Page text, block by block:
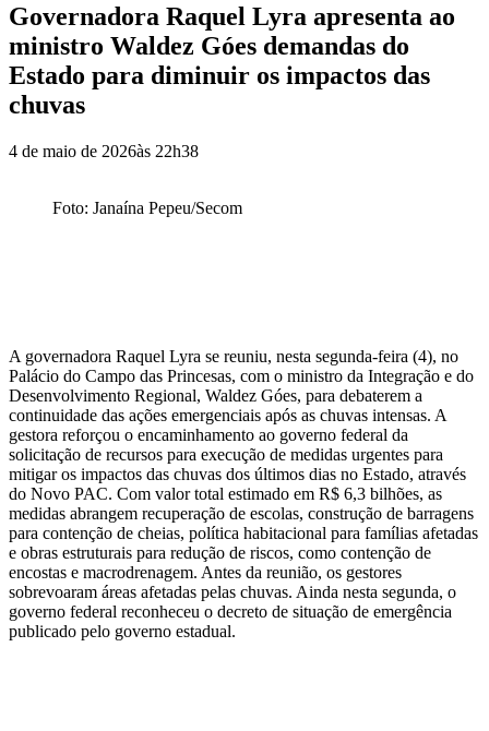
Governadora Raquel Lyra apresenta ao
ministro Waldez Góes demandas do
Estado para diminuir os impactos das
chuvas
4 de maio de 2026às 22h38
Foto: Janaína Pepeu/Secom
A governadora Raquel Lyra se reuniu, nesta segunda-feira (4), no
Palácio do Campo das Princesas, com o ministro da Integração e do
Desenvolvimento Regional, Waldez Góes, para debaterem a
continuidade das ações emergenciais após as chuvas intensas. A
gestora reforçou o encaminhamento ao governo federal da
solicitação de recursos para execução de medidas urgentes para
mitigar os impactos das chuvas dos últimos dias no Estado, através
do Novo PAC. Com valor total estimado em R$ 6,3 bilhões, as
medidas abrangem recuperação de escolas, construção de barragens
para contenção de cheias, política habitacional para famílias afetadas
e obras estruturais para redução de riscos, como contenção de
encostas e macrodrenagem. Antes da reunião, os gestores
sobrevoaram áreas afetadas pelas chuvas. Ainda nesta segunda, o
governo federal reconheceu o decreto de situação de emergência
publicado pelo governo estadual.